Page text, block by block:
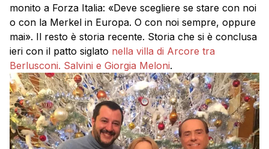
monito a Forza Italia: «Deve scegliere se stare con noi
o con la Merkel in Europa. O con noi sempre, oppure
mai». Il resto è storia recente. Storia che si è conclusa
ieri con il patto siglato nella villa di Arcore tra
Berlusconi. Salvini e Giorgia Meloni.